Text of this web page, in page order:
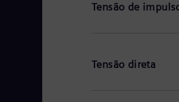
Tensão de
Tensão direta